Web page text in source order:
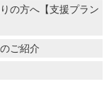
の方へ【支援プラン
ご紹介